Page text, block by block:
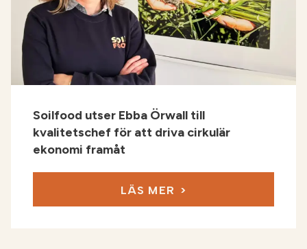
Soilfood utser Ebba Örwall till
kvalitetschef för att driva cirkulär
ekonomi framåt
LÄS MER